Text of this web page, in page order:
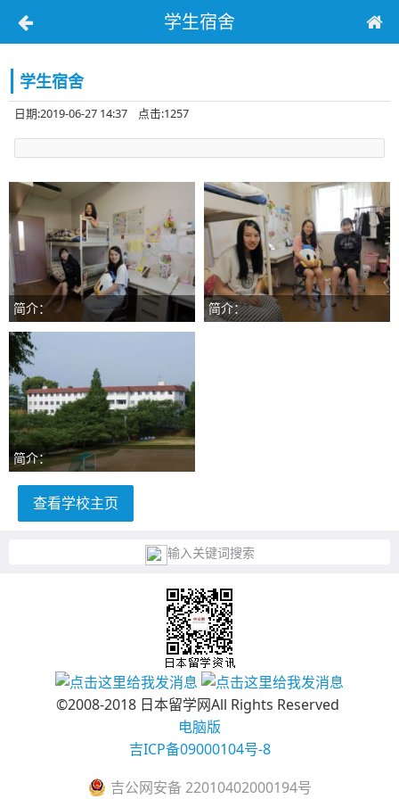
学生宿舍
学生宿舍
日期:2019-06-27 14:37 点击:1257
简介： 简介：
简介：
查看学校主页
输入关键词搜索
©2008-2018 日本留学网All Rights Reserved
电脑版
吉ICP备09000104号-8
吉公网安备 22010402000194号